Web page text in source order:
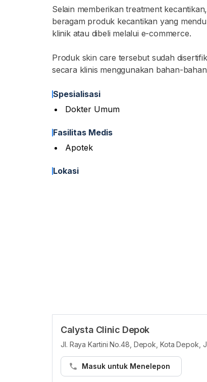
Selain memberikan treatment
beragam produk kecantikan yang
klinik atau dibeli melalui e-commerce.
Produk skin care tersebut sudah
secara klinis menggunakan bahan-
Spesialisasi
Dokter Umum
Fasilitas Medis
Apotek
Lokasi
Calysta Clinic Depok
Jl. Raya Kartini No.48, Depok, Kota Depok,
Masuk untuk Menelepon